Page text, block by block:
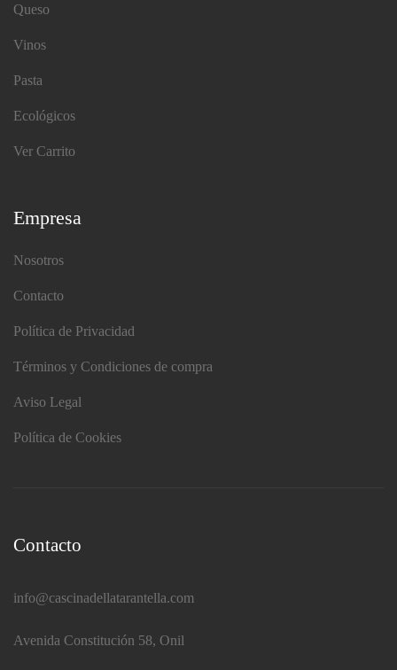
Queso
Vinos
Pasta
Ecológicos
Ver Carrito
Empresa
Nosotros
Contacto
Política de Privacidad
Términos y Condiciones de compra
Aviso Legal
Política de Cookies
Contacto
info@cascinadellatarantella.com
Avenida Constitución 58, Onil